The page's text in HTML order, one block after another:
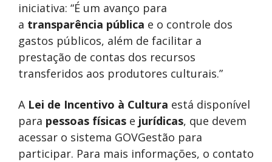
iniciativa: “É um avanço para
a transparência pública e o controle dos
gastos públicos, além de facilitar a
prestação de contas dos recursos
transferidos aos produtores culturais.”
A Lei de Incentivo à Cultura está disponível
para pessoas físicas e jurídicas, que devem
acessar o sistema GOVGestão para
participar. Para mais informações, o contato